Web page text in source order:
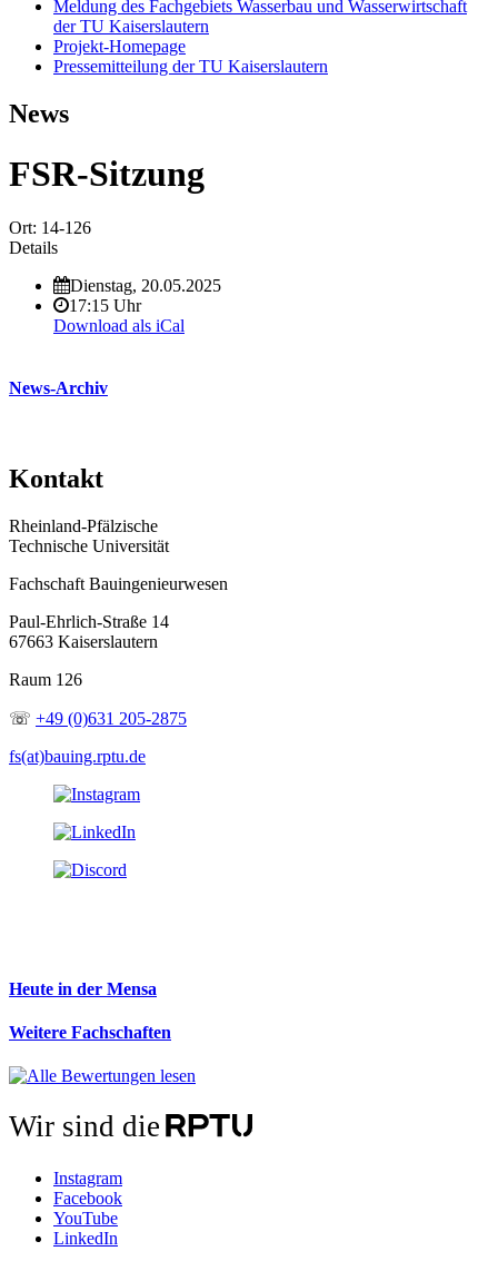
Meldung des Fachgebiets Wasserbau und Wasserwirtschaft
der TU Kaiserslautern
Projekt-Homepage
Pressemitteilung der TU Kaiserslautern
News
FSR-Sitzung
Ort: 14-126
Details
Dienstag, 20.05.2025
17:15 Uhr
Download als iCal
News-Archiv
Kontakt
Rheinland-Pfälzische
Technische Universität
Fachschaft Bauingenieurwesen
Paul-Ehrlich-Straße 14
67663 Kaiserslautern
Raum 126
☏ +49 (0)631 205-2875
fs(at)bauing.rptu.de
Heute in der Mensa
Weitere Fachschaften
Wir sind die
Instagram
Facebook
YouTube
LinkedIn